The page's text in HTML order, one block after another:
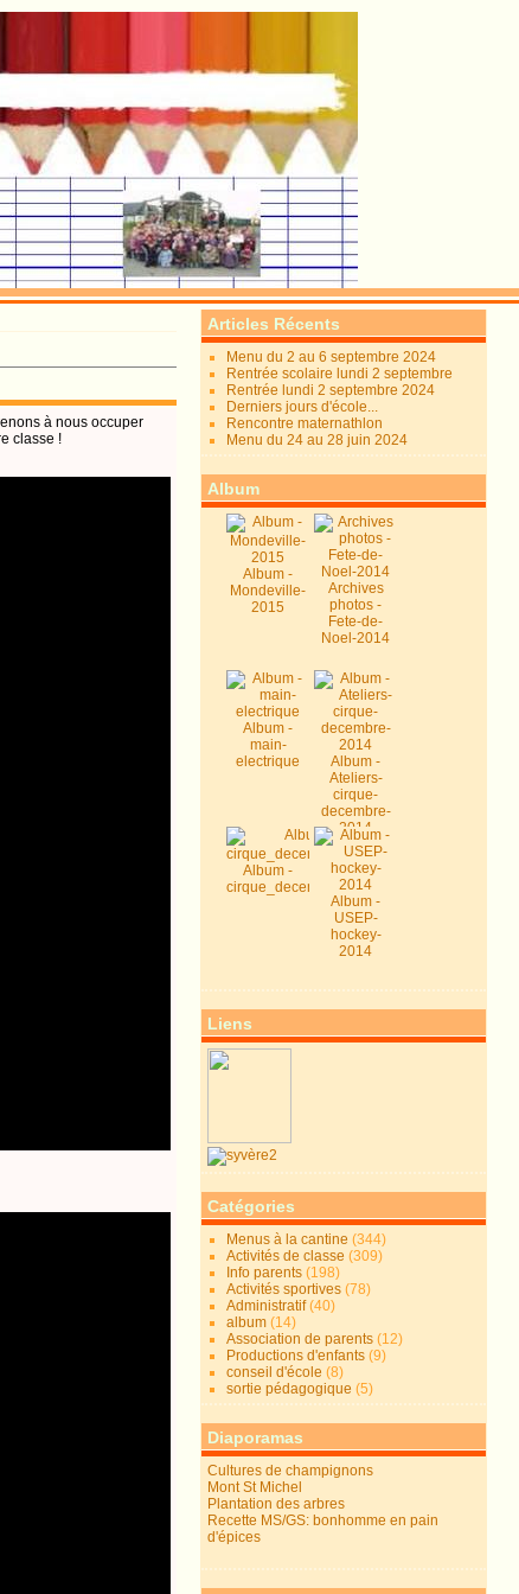
à nous occuper
classe !
Articles Récents
Menu du 2 au 6 septembre 2024
Rentrée scolaire lundi 2 septembre
Rentrée lundi 2 septembre 2024
Derniers jours d'école...
Rencontre maternathlon
Menu du 24 au 28 juin 2024
Album
Album -
Mondeville-
2015
Archives
photos -
Fete-de-
Noel-2014
Album -
main-
electrique
Album -
Ateliers-
cirque-
decembre-
2014
Album -
cirque_decembre2014
Album -
USEP-
hockey-
2014
Liens
Catégories
Menus à la cantine (344)
Activités de classe (309)
Info parents (198)
Activités sportives (78)
Administratif(40)
album (14)
Association de parents (12)
Productions d'enfants (9)
conseil d'école (8)
sortie pédagogique (5)
Diaporamas
Cultures de champignons
Mont St Michel
Plantation des arbres
Recette MS/GS: bonhomme en pain
d'épices